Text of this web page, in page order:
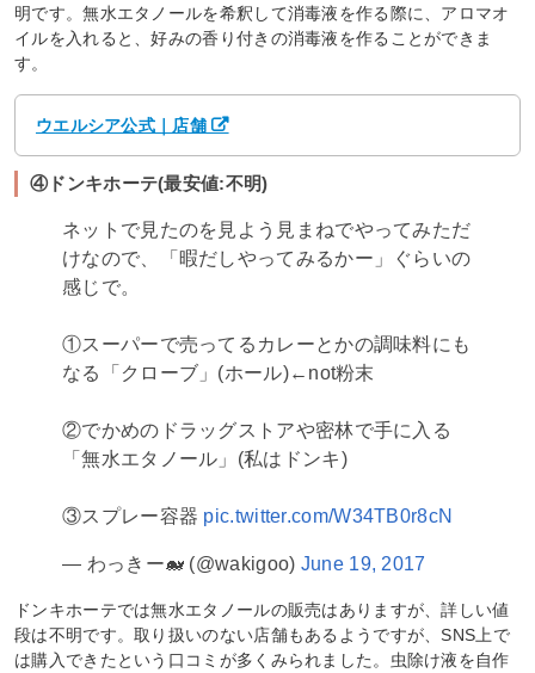
明です。無水エタノールを希釈して消毒液を作る際に、アロマオ
イルを入れると、好みの香り付きの消毒液を作ることができま
す。
ウエルシア公式｜店舗
④ドンキホーテ(最安値:不明)
ネットで見たのを見よう見まねでやってみただ
けなので、「暇だしやってみるかー」ぐらいの
感じで。
①スーパーで売ってるカレーとかの調味料にも
なる「クローブ」(ホール)←not粉末
②でかめのドラッグストアや密林で手に入る
「無水エタノール」(私はドンキ)
③スプレー容器 pic.twitter.com/W34TB0r8cN
— わっきー🐋 (@wakigoo) June 19, 2017
ドンキホーテでは無水エタノールの販売はありますが、詳しい値
段は不明です。取り扱いのない店舗もあるようですが、SNS上で
は購入できたという口コミが多くみられました。虫除け液を自作